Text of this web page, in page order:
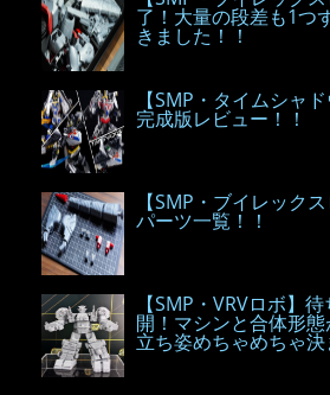
了！大量の段差も1つ
きました！！
【SMP・タイムシャ
完成版レビュー！！
【SMP・ブイレック
パーツ一覧！！
【SMP・VRVロボ】
開！マシンと合体形態
立ち姿めちゃめちゃ決